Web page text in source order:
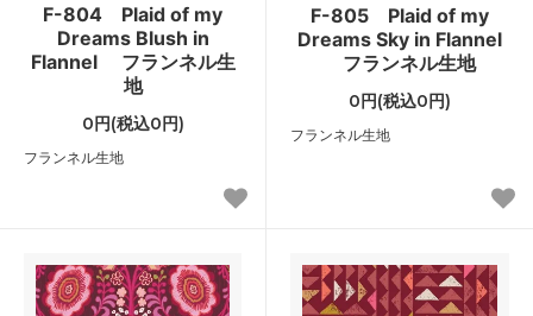
F-804 Plaid of my
Dreams Blush in
Flannel フランネル生
地
0円(税込0円)
フランネル生地
F-805 Plaid of my
Dreams Sky in Flannel
フランネル生地
0円(税込0円)
フランネル生地